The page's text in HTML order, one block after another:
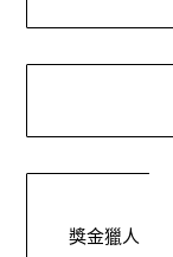
獎金獵人